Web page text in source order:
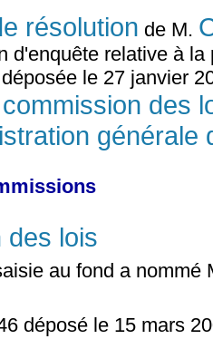
résolution de M.
d'enquête relative à
le 27 janvier
des
générale
des lois
au fond a nommé
déposé le 15 mars